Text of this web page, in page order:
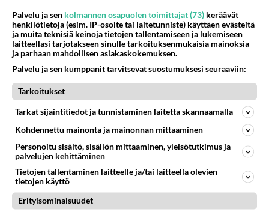
2001-02-17 23:48:00
Mulla on toinen webasto menossa ja ei voi ku olla
tyytyväinen. Vammalassa asennetaan uus 6700mk
ja osaavat hommansa. Pensaa menee tunnissa
noin ½kiloa eli .7 litraa mutta ei sitä tartte pienessä
koneessa polttaa ku joku 7-8minsaa 5 asteen
pakkasella ja 15 asteen pakkasella riittää
semmonen 15 minsaa kulutus on ehkä sama kuin
ilman mutta on lämmin auto ja moottori tykkää.
Diesel-fani
2001-02-19 23:13:00
Palvelu ja sen kolmannen osapuolen toimittajat (73) keräävät
henkilötietoja (esim. IP-osoite tai laitetunniste) käyttäen evästeitä
ja muita teknisiä keinoja tietojen tallentamiseen ja lukemiseen
laitteellasi tarjotakseen sinulle tarkoituksenmukaisia mainoksia
ja parhaan mahdollisen asiakaskokemuksen.
Palvelu ja sen kumppanit tarvitsevat suostumuksesi seuraaviin:
Tarkoitukset
Tarkat sijaintitiedot ja tunnistaminen laitetta skannaamalla
Kohdennettu mainonta ja mainonnan mittaaminen
Personoitu sisältö, sisällön mittaaminen, yleisötutkimus ja
palvelujen kehittäminen
Tietojen tallentaminen laitteelle ja/tai laitteella olevien
tietojen käyttö
Erityisominaisuudet